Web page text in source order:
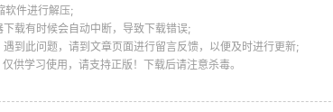
软件进行解压;
载有时候会自动中断，导致下载错误;
到此问题，请到文章页面进行留言反馈，以便及时进行更新;
供学习使用，请支持正版！下载后请注意杀毒。